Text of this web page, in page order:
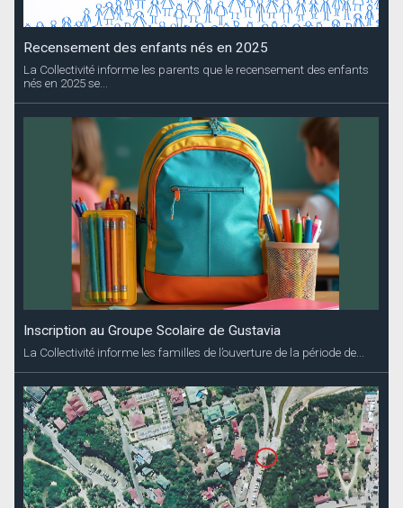
Recensement des enfants nés en 2025
La Collectivité informe les parents que le recensement des enfants
nés en 2025 se...
Inscription au Groupe Scolaire de Gustavia
La Collectivité informe les familles de l’ouverture de la période de...